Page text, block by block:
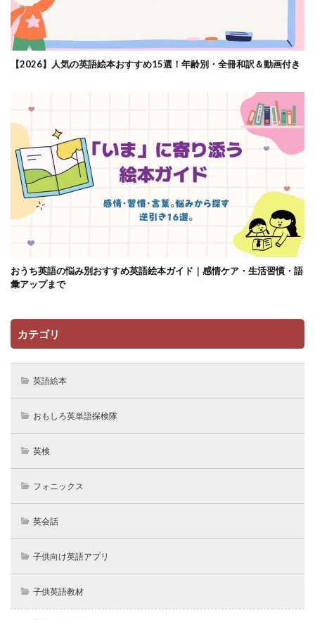
【2026】人気の英語絵本おすすめ15選！年齢別・全冊和訳＆動画付き
おうち英語の悩み別おすすめ英語絵本ガイド｜感情ケア・生活習慣・語
彙アップまで
カテゴリ
英語絵本
おもしろ英単語探検隊
英検
フォニックス
英会話
子供向け英語アプリ
子供英語教材